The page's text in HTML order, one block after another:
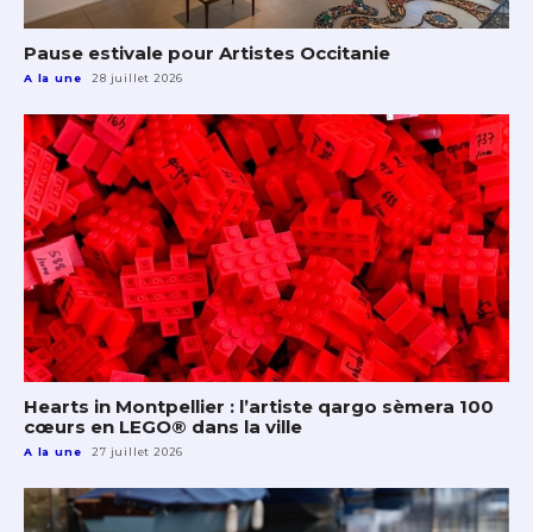
Pause estivale pour Artistes Occitanie
A la une 28 juillet 2026
Hearts in Montpellier : l’artiste qargo sèmera 100
cœurs en LEGO® dans la ville
A la une 27 juillet 2026